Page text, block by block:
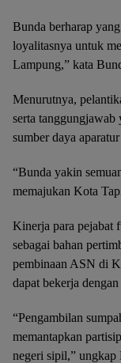
Bunda berharap
loyalitasnya untuk
Lampung,” kata
Menurutnya,
serta
sumber daya
“Bunda yakin
memajukan Kota
Kinerja para pejabat
sebagai bahan
pembinaan ASN di
dapat bekerja
“Pengambilan
memantapkan
negeri sipil,” ungkap